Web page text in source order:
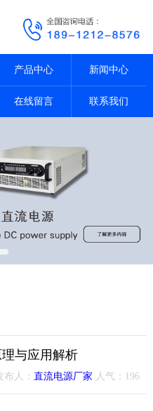
产品中心 新闻中心
在线留言 联系我们
与应用解析
布人：直流电源厂家 人气： 196